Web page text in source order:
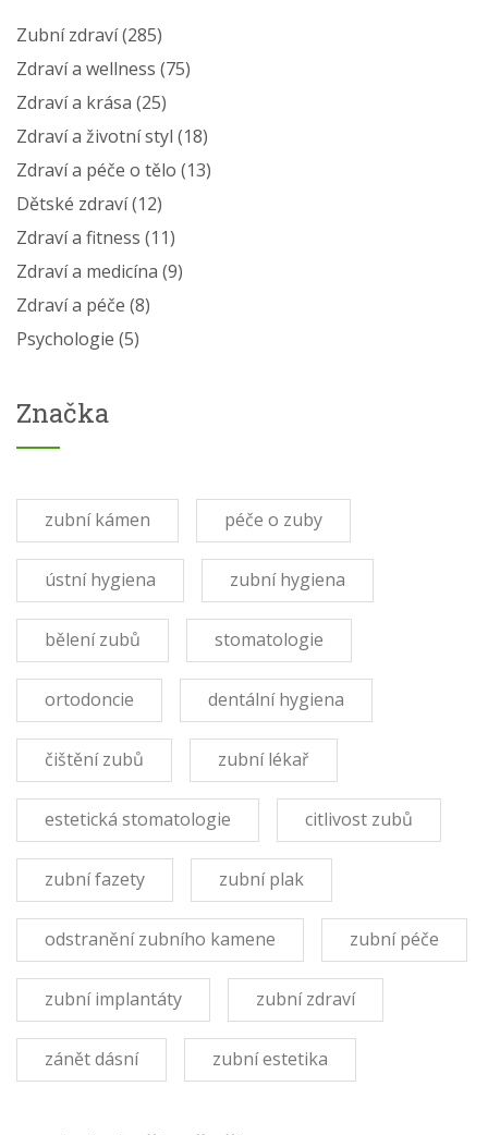
Zubní zdraví(285)
Zdraví a wellness (75)
Zdraví a krása (25)
Zdraví a životní styl (18)
Zdraví a péče o tělo (13)
Dětské zdraví(12)
Zdraví a fitness (11)
Zdraví a medicína (9)
Zdraví a péče (8)
Psychologie (5)
Značka
zubní kámen péče o zuby
ústní hygiena zubní hygiena
bělení zubů stomatologie
ortodoncie dentální hygiena
čištění zubů zubní lékař
estetická stomatologie citlivost zubů
zubní fazety zubní plak
odstranění zubního kamene zubní péče
zubní implantáty zubní zdraví
zánět dásní zubní estetika